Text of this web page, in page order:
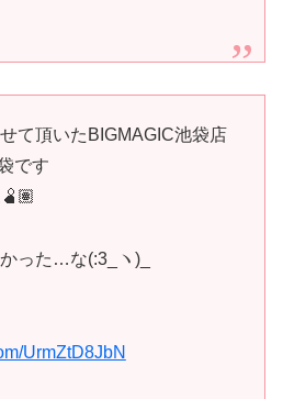
て頂いたBIGMAGIC池袋店
です
った…な(:3_ヽ)_
UrmZtD8JbN